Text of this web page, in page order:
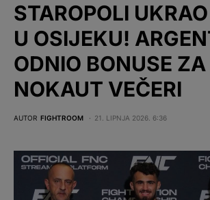
STAROPOLI
U OSIJEKU!
ODNIO BONUSE ZA
NOKAUT VEČERI
AUTOR FIGHTROOM 21. LIPNJA 2026. 6:36